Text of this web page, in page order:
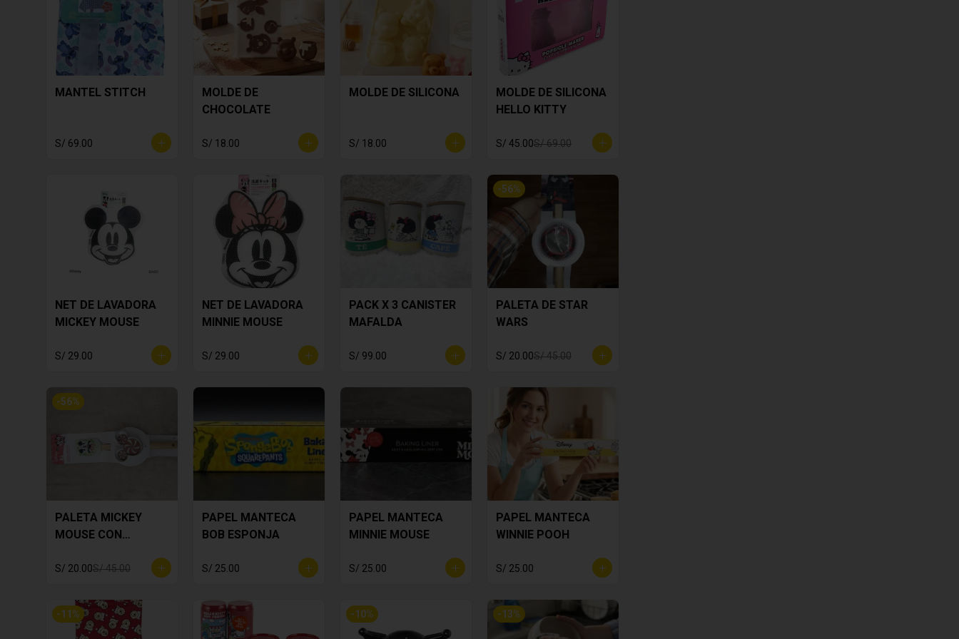
MANTEL STITCH
S/ 69.00
MOLDE DE
CHOCOLATE
S/ 18.00
MOLDE DE SILICONA
S/ 18.00
MOLDE DE SILICONA
HELLO KITTY
S/ 45.00S/ 69.00
NET DE LAVADORA
MICKEY MOUSE
S/ 29.00
NET DE LAVADORA
MINNIE MOUSE
S/ 29.00
PACK X 3 CANISTER
MAFALDA
S/ 99.00
-56%
PALETA DE STAR
WARS
S/ 20.00S/ 45.00
-56%
PALETA MICKEY
MOUSE CON
GALLETA
S/ 20.00S/ 45.00
PAPEL MANTECA
BOB ESPONJA
S/ 25.00
PAPEL MANTECA
MINNIE MOUSE
S/ 25.00
PAPEL MANTECA
WINNIE POOH
S/ 25.00
-11 % -10% -13%